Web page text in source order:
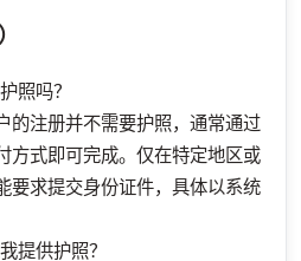
照吗？
的注册并不需要护照，通常通过
方式即可完成。仅在特定地区或
要求提交身份证件，具体以系统
提供护照？